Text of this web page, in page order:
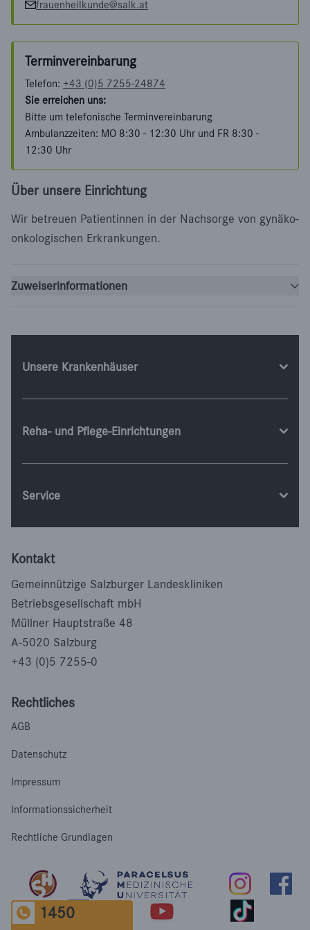
1450
frauenheilkunde@salk.at
Terminvereinbarung
Telefon: +43 (0)5 7255-24874
Sie erreichen uns:
Bitte um telefonische Terminvereinbarung
Ambulanzzeiten: MO 8:30 - 12:30 Uhr und FR 8:30 -
12:30 Uhr
Über unsere Einrichtung
Wir betreuen Patientinnen in der Nachsorge von gynäko-
onkologischen Erkrankungen.
Zuweiserinformationen
Unsere Krankenhäuser
Reha- und Pflege-Einrichtungen
Service
Kontakt
Gemeinnützige Salzburger Landeskliniken
Betriebsgesellschaft mbH
Müllner Hauptstraße 48
A-5020 Salzburg
+43 (0)5 7255-0
Rechtliches
AGB
Datenschutz
Impressum
Informationssicherheit
Rechtliche Grundlagen